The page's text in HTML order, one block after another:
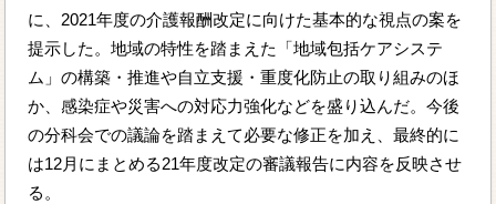
に、2021年度の介護報酬改定に向けた基本的な視点の案を
提示した。地域の特性を踏まえた「地域包括ケアシステ
ム」の構築・推進や自立支援・重度化防止の取り組みのほ
か、感染症や災害への対応力強化などを盛り込んだ。今後
の分科会での議論を踏まえて必要な修正を加え、最終的に
は12月にまとめる21年度改定の審議報告に内容を反映させ
る。